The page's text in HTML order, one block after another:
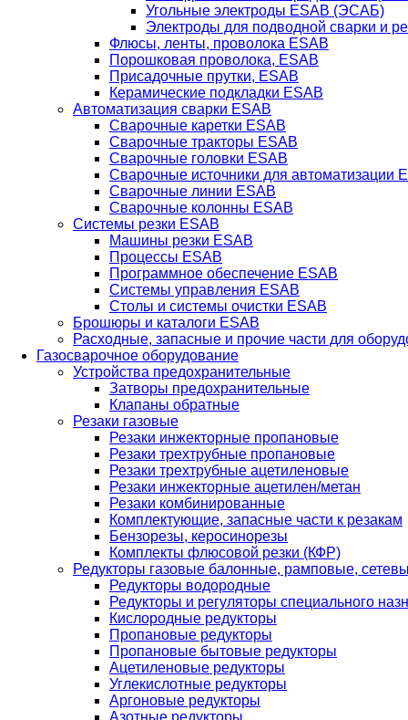
Угольные электроды ESAB (ЭСАБ)
Электроды для подводной сварки и
Флюсы, ленты, проволока ESAB
Порошковая проволока, ESAB
Присадочные прутки, ESAB
Керамические подкладки ESAB
Автоматизация сварки ESAB
Сварочные каретки ESAB
Сварочные тракторы ESAB
Сварочные головки ESAB
Сварочные источники для автоматизации
Сварочные линии ESAB
Сварочные колонны ESAB
Системы резки ESAB
Машины резки ESAB
Процессы ESAB
Программное обеспечение ESAB
Системы управления ESAB
Столы и системы очистки ESAB
Брошюры и каталоги ESAB
Расходные, запасные и прочие части для
Газосварочное оборудование
Устройства предохранительные
Затворы предохранительные
Клапаны обратные
Резаки газовые
Резаки инжекторные пропановые
Резаки трехтрубные пропановые
Резаки трехтрубные ацетиленовые
Резаки инжекторные ацетилен/метан
Резаки комбинированные
Комплектующие, запасные части к резакам
Бензорезы, керосинорезы
Комплекты флюсовой резки (КФР)
Редукторы газовые балонные, рамповые,
Редукторы водородные
Редукторы и регуляторы специального
Кислородные редукторы
Пропановые редукторы
Пропановые бытовые редукторы
Ацетиленовые редукторы
Углекислотные редукторы
Аргоновые редукторы
Азотные редукторы